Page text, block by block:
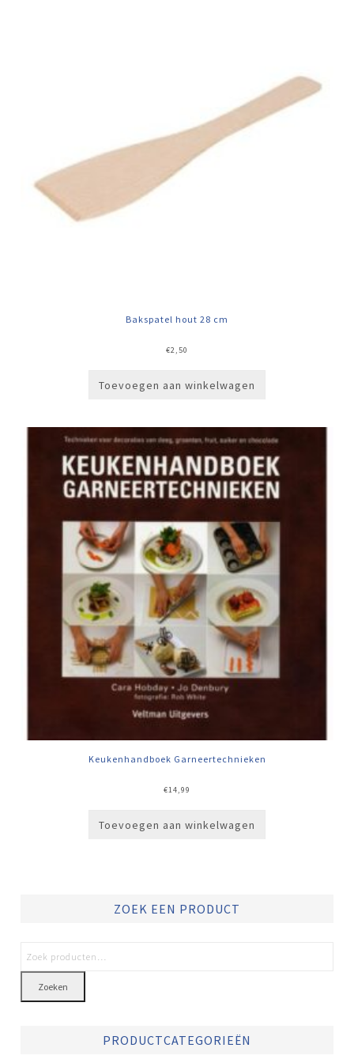
Bakspatel hout 28 cm
€2,50
Toevoegen aan winkelwagen
Keukenhandboek Garneertechnieken
€14,99
Toevoegen aan winkelwagen
ZOEK EEN PRODUCT
Zoeken
PRODUCTCATEGORIEËN